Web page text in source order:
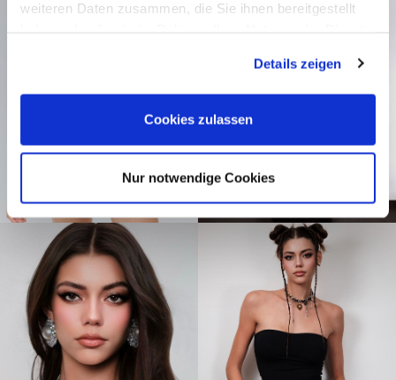
weiteren Daten zusammen, die Sie ihnen bereitgestellt
Details zeigen
Cookies zulassen
Nur notwendige Cookies